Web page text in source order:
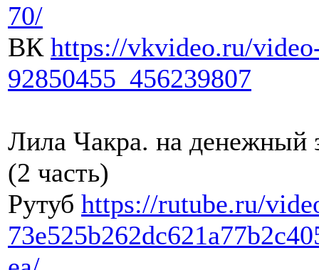
70/
ВК https://vkvideo.ru/
92850455_456239807
Лила Чакра. на денежный
(2 часть)
Рутуб https://rutube.ru/